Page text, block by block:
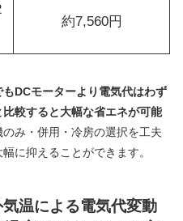
約7,560円
DCモーターより電気代はわず
較すると大幅な省エネが可能
み・併用・冷房の選択を工夫
に抑えることができます。
温による電気代変動